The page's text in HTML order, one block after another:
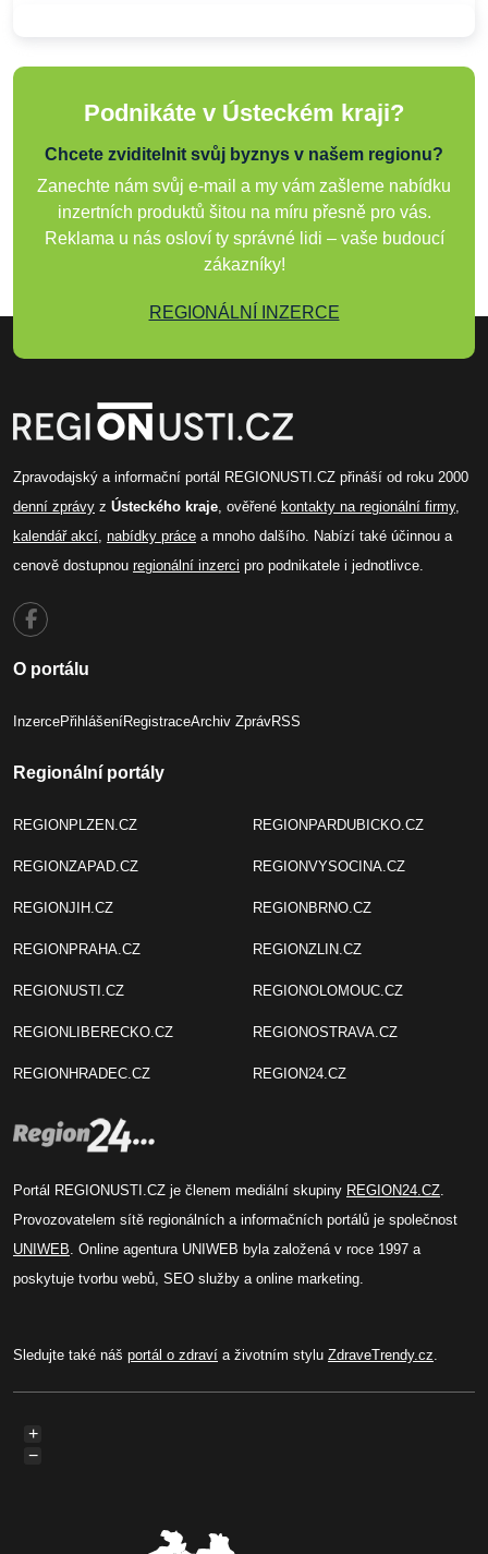
Podnikáte v Ústeckém kraji?
Chcete zviditelnit svůj byznys v našem regionu?
Zanechte nám svůj e-mail a my vám zašleme nabídku
inzertních produktů šitou na míru přesně pro vás.
Reklama u nás osloví ty správné lidi – vaše budoucí
zákazníky!
REGIONÁLNÍ INZERCE
Zpravodajský a informační portál REGIONUSTI.CZ přináší od roku 2000
denní zprávy z Ústeckého kraje, ověřené kontakty na regionální firmy,
kalendář akcí, nabídky práce a mnoho dalšího. Nabízí také účinnou a
cenově dostupnou regionální inzerci pro podnikatele i jednotlivce.
O portálu
InzercePřihlášeníRegistraceArchiv ZprávRSS
Regionální portály
REGIONPLZEN.CZ
REGIONZAPAD.CZ
REGIONJIH.CZ
REGIONPRAHA.CZ
REGIONUSTI.CZ
REGIONLIBERECKO.CZ
REGIONHRADEC.CZ
REGIONPARDUBICKO.CZ
REGIONVYSOCINA.CZ
REGIONBRNO.CZ
REGIONZLIN.CZ
REGIONOLOMOUC.CZ
REGIONOSTRAVA.CZ
REGION24.CZ
Portál REGIONUSTI.CZ je členem mediální skupiny REGION24.CZ.
Provozovatelem sítě regionálních a informačních portálů je společnost
UNIWEB. Online agentura UNIWEB byla založená v roce 1997 a
poskytuje tvorbu webů, SEO služby a online marketing.
Sledujte také náš portál o zdraví a životním stylu ZdraveTrendy.cz.
+
−